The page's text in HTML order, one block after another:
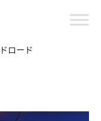
ロード